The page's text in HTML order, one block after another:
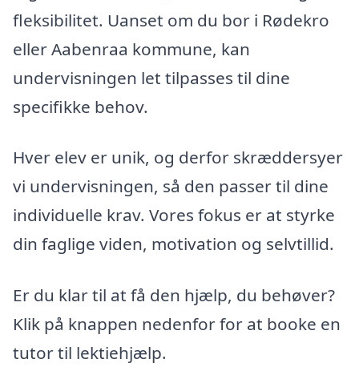
fleksibilitet. Uanset om du bor i Rødekro
eller Aabenraa kommune, kan
undervisningen let tilpasses til dine
specifikke behov.
Hver elev er unik, og derfor skræddersyer
vi undervisningen, så den passer til dine
individuelle krav. Vores fokus er at styrke
din faglige viden, motivation og selvtillid.
Er du klar til at få den hjælp, du behøver?
Klik på knappen nedenfor for at booke en
tutor til lektiehjælp.